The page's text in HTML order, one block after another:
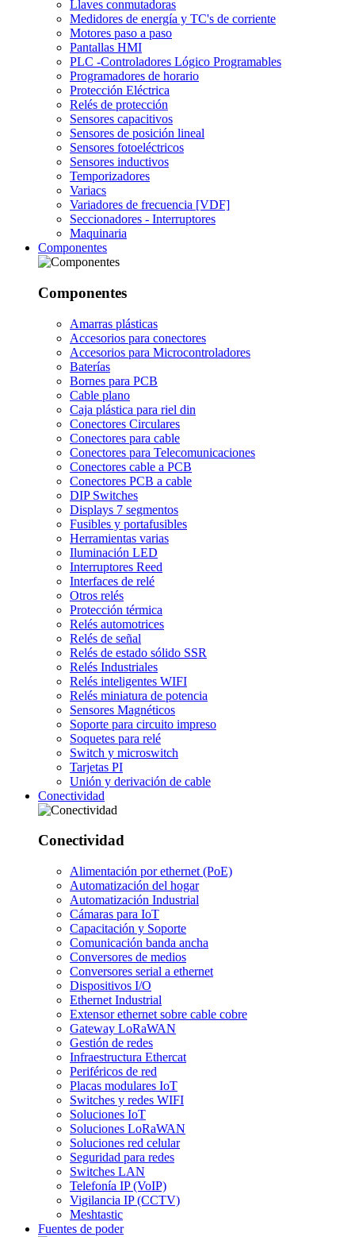
Llaves conmutadoras
Medidores de energía y TC's de corriente
Motores paso a paso
Pantallas HMI
PLC -Controladores Lógico Programables
Programadores de horario
Protección Eléctrica
Relés de protección
Sensores capacitivos
Sensores de posición lineal
Sensores fotoeléctricos
Sensores inductivos
Temporizadores
Variacs
Variadores de frecuencia [VDF]
Seccionadores - Interruptores
Maquinaria
Componentes
Componentes
Amarras plásticas
Accesorios para conectores
Accesorios para Microcontroladores
Baterías
Bornes para PCB
Cable plano
Caja plástica para riel din
Conectores Circulares
Conectores para cable
Conectores para Telecomunicaciones
Conectores cable a PCB
Conectores PCB a cable
DIP Switches
Displays 7 segmentos
Fusibles y portafusibles
Herramientas varias
Iluminación LED
Interruptores Reed
Interfaces de relé
Otros relés
Protección térmica
Relés automotrices
Relés de señal
Relés de estado sólido SSR
Relés Industriales
Relés inteligentes WIFI
Relés miniatura de potencia
Sensores Magnéticos
Soporte para circuito impreso
Soquetes para relé
Switch y microswitch
Tarjetas PI
Unión y derivación de cable
Conectividad
Conectividad
Alimentación por ethernet (PoE)
Automatización del hogar
Automatización Industrial
Cámaras para IoT
Capacitación y Soporte
Comunicación banda ancha
Conversores de medios
Conversores serial a ethernet
Dispositivos I/O
Ethernet Industrial
Extensor ethernet sobre cable cobre
Gateway LoRaWAN
Gestión de redes
Infraestructura Ethercat
Periféricos de red
Placas modulares IoT
Switches y redes WIFI
Soluciones IoT
Soluciones LoRaWAN
Soluciones red celular
Seguridad para redes
Switches LAN
Telefonía IP (VoIP)
Vigilancia IP (CCTV)
Meshtastic
Fuentes de poder